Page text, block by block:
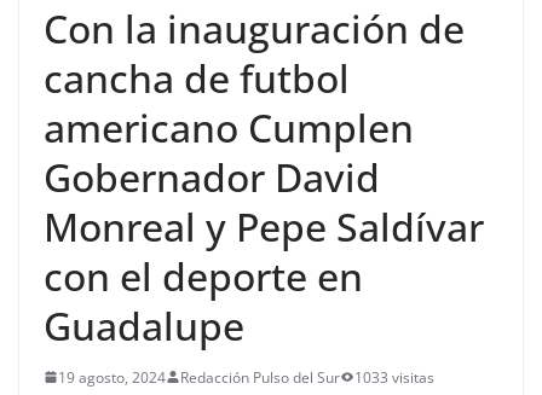
Con la inauguración de
cancha de futbol
americano Cumplen
Gobernador David
Monreal y Pepe Saldívar
con el deporte en
Guadalupe
19 agosto, 2024 Redacción Pulso del Sur 1033 visitas